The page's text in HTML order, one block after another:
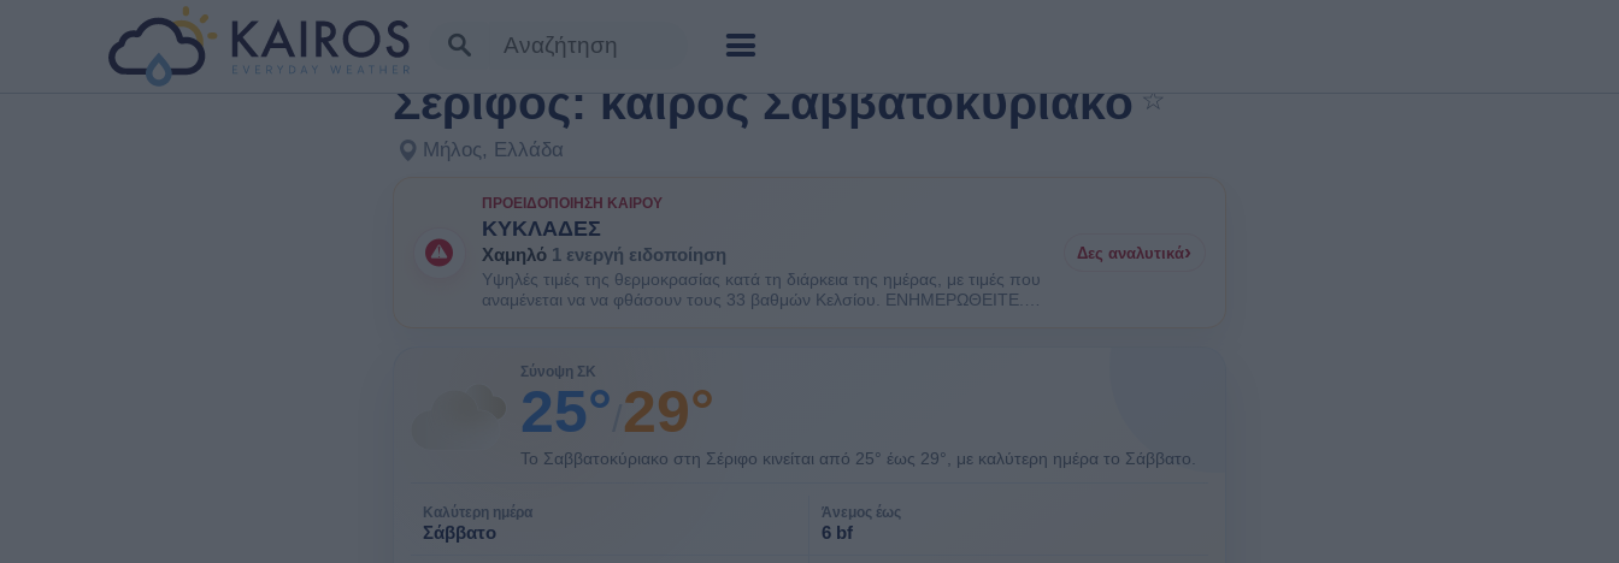
Σέριφος: καιρός Σαββατοκύριακο ☆Προσθήκη στα αγαπημένα
Μήλος, Ελλάδα
ΠΡΟΕΙΔΟΠΟΊΗΣΗ ΚΑΙΡΟΎ
ΚΥΚΛΑΔΕΣ
Χαμηλό 1 ενεργή ειδοποίηση
Υψηλές τιμές της θερμοκρασίας κατά τη διάρκεια της ημέρας, με τιμές που
αναμένεται να να φθάσουν τους 33 βαθμών Κελσίου. ΕΝΗΜΕΡΩΘΕΙΤΕ.
Δες αναλυτικά›
Σύνοψη ΣΚ
25° 29°
Το Σαββατοκύριακο στη Σέριφο κινείται από 25° έως 29°, με καλύτερη ημέρα το Σάββατο.
Καλύτερη ημέρα
Σάββατο
Άνεμος έως
6 bf